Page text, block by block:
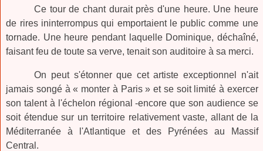
Ce tour de chant durait près d'une heure. Une heure
de rires ininterrompus qui emportaient le public comme une
tornade. Une heure pendant laquelle Dominique, déchaîné,
faisant feu de toute sa verve, tenait son auditoire à sa merci.
On peut s'étonner que cet artiste exceptionnel n'ait
jamais songé à « monter à Paris » et se soit limité à exercer
son talent à l'échelon régional -encore que son audience se
soit étendue sur un territoire relativement vaste, allant de la
Méditerranée à l'Atlantique et des Pyrénées au Massif
Central.